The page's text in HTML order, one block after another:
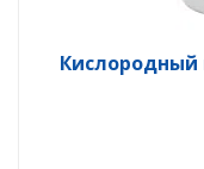
Кислородный